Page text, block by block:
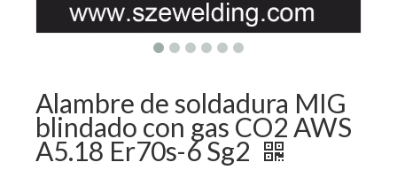
Alambre de soldadura MIG
blindado con gas CO2 AWS
A5.18 Er70s-6 Sg2